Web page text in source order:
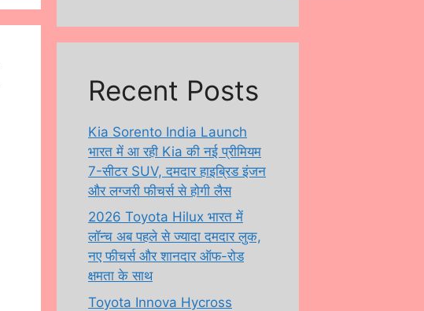
Recent Posts
Kia Sorento India Launch
भारत में आ रही Kia की नई प्रीमियम
7-सीटर SUV, दमदार हाइब्रिड इंजन
और लग्जरी फीचर्स से होगी लैस
2026 Toyota Hilux भारत में
लॉन्च अब पहले से ज्यादा दमदार लुक,
नए फीचर्स और शानदार ऑफ-रोड
क्षमता के साथ
Toyota Innova Hycross